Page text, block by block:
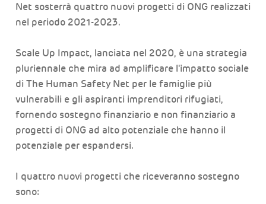
Net sosterrà quattro nuovi progetti di ONG realizzati
nel periodo 2021-2023.
Scale Up Impact, lanciata nel 2020, è una strategia
pluriennale che mira ad amplificare l'impatto sociale
di The Human Safety Net per le famiglie più
vulnerabili e gli aspiranti imprenditori rifugiati,
fornendo sostegno finanziario e non finanziario a
progetti di ONG ad alto potenziale che hanno il
potenziale per espandersi.
I quattro nuovi progetti che riceveranno sostegno
sono: